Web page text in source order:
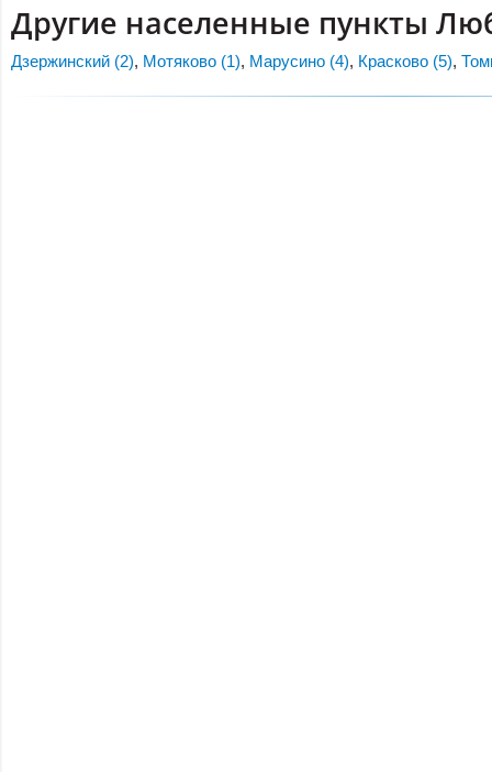
Другие населенные пункты
Дзержинский (2), Мотяково (1), Марусино (4), Красково (5),